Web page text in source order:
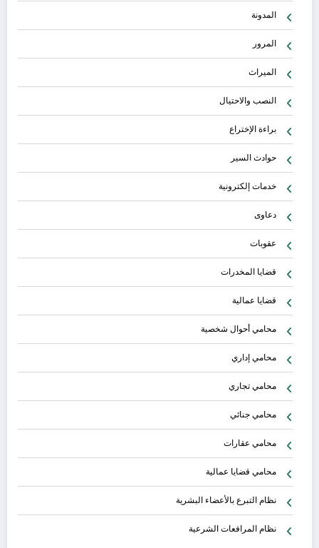
المدونة
المرور
الميراث
النصب والاحتيال
براءة الإختراع
حوادث السير
خدمات إلكترونية
دعاوى
عقوبات
قضايا المخدرات
قضايا عمالية
محامي أحوال شخصية
محامي إداري
محامي تجاري
محامي جنائي
محامي عقارات
محامي قضايا عمالية
نظام التبرع بالأعضاء البشرية
نظام المرافعات الشرعية